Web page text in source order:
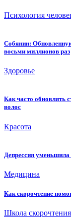
Психология
Собянин:
восьми миллионов раз
Здоровье
Как часто обновлять
волос
Красота
Депрессия уменьшила
Медицина
Как скорочтение
Школа скорочтения